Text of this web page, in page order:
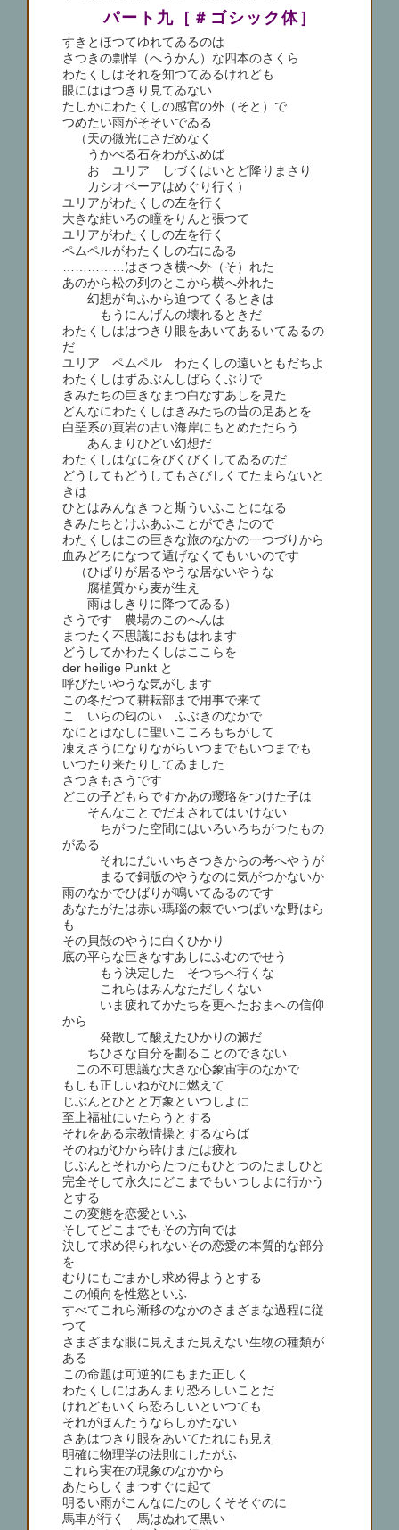
パート九［＃ゴシック体］
すきとほつてゆれてゐるのは
さつきの剽悍（へうかん）な四本のさくら
わたくしはそれを知つてゐるけれども
眼にははつきり見てゐない
たしかにわたくしの感官の外（そと）で
つめたい雨がそそいでゐる
（天の微光にさだめなく
うかべる石をわがふめば
おゝユリア しづくはいとど降りまさり
カシオペーアはめぐり行く）
ユリアがわたくしの左を行く
大きな紺いろの瞳をりんと張つて
ユリアがわたくしの左を行く
ペムペルがわたくしの右にゐる
……………はさつき横へ外（そ）れた
あのから松の列のとこから横へ外れた
幻想が向ふから迫つてくるときは
もうにんげんの壊れるときだ
わたくしははつきり眼をあいてあるいてゐるの
だ
ユリア ペムペル わたくしの遠いともだちよ
わたくしはずゐぶんしばらくぶりで
きみたちの巨きなまつ白なすあしを見た
どんなにわたくしはきみたちの昔の足あとを
白堊系の頁岩の古い海岸にもとめただらう
あんまりひどい幻想だ
わたくしはなにをびくびくしてゐるのだ
どうしてもどうしてもさびしくてたまらないと
きは
ひとはみんなきつと斯ういふことになる
きみたちとけふあふことができたので
わたくしはこの巨きな旅のなかの一つづりから
血みどろになつて遁げなくてもいいのです
（ひばりが居るやうな居ないやうな
腐植質から麦が生え
雨はしきりに降つてゐる）
さうです 農場のこのへんは
まつたく不思議におもはれます
どうしてかわたくしはここらを
der heilige Punkt と
呼びたいやうな気がします
この冬だつて耕耘部まで用事で来て
こゝいらの匂のいゝふぶきのなかで
なにとはなしに聖いこころもちがして
凍えさうになりながらいつまでもいつまでも
いつたり来たりしてゐました
さつきもさうです
どこの子どもらですかあの瓔珞をつけた子は
そんなことでだまされてはいけない
ちがつた空間にはいろいろちがつたもの
がゐる
それにだいいちさつきからの考へやうが
まるで銅版のやうなのに気がつかないか
雨のなかでひばりが鳴いてゐるのです
あなたがたは赤い瑪瑙の棘でいつぱいな野はら
も
その貝殻のやうに白くひかり
底の平らな巨きなすあしにふむのでせう
もう決定した そつちへ行くな
これらはみんなただしくない
いま疲れてかたちを更へたおまへの信仰
から
発散して酸えたひかりの澱だ
ちひさな自分を劃ることのできない
この不可思議な大きな心象宙宇のなかで
もしも正しいねがひに燃えて
じぶんとひとと万象といつしよに
至上福祉にいたらうとする
それをある宗教情操とするならば
そのねがひから砕けまたは疲れ
じぶんとそれからたつたもひとつのたましひと
完全そして永久にどこまでもいつしよに行かう
とする
この変態を恋愛といふ
そしてどこまでもその方向では
決して求め得られないその恋愛の本質的な部分
を
むりにもごまかし求め得ようとする
この傾向を性慾といふ
すべてこれら漸移のなかのさまざまな過程に従
つて
さまざまな眼に見えまた見えない生物の種類が
ある
この命題は可逆的にもまた正しく
わたくしにはあんまり恐ろしいことだ
けれどもいくら恐ろしいといつても
それがほんたうならしかたない
さあはつきり眼をあいてたれにも見え
明確に物理学の法則にしたがふ
これら実在の現象のなかから
あたらしくまつすぐに起て
明るい雨がこんなにたのしくそそぐのに
馬車が行く 馬はぬれて黒い